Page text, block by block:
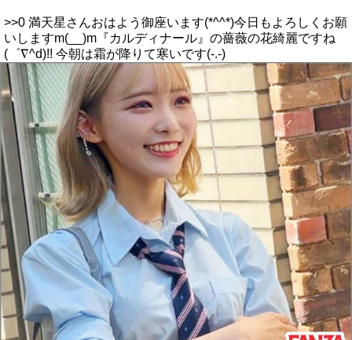
>>0 満天星さんおはよう御座います(*^^*)今日もよろしくお願
いしますm(__)m『カルディナール』の薔薇の花綺麗ですね
(゜∇^d)!! 今朝は霜が降りて寒いです(-.-)